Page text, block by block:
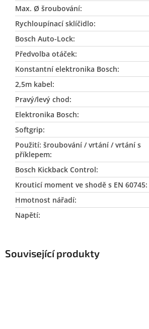
Související produkty
Max. Ø šroubování:
Rychloupínací sklíčidlo:
Bosch Auto-Lock:
Předvolba otáček:
Konstantní elektronika Bosch:
2,5m kabel:
Pravý/levý chod:
Elektronika Bosch:
Softgrip:
Použití: šroubování / vrtání / vrtání s
příklepem:
Bosch Kickback Control:
Krouticí moment ve shodě s EN 60745:
Hmotnost nářadí:
Napětí: